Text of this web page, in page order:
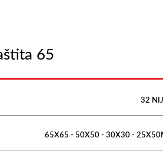
65
32
65X65 - 50X50 - 30X30 -